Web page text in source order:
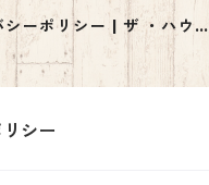
シーポリシー | ザ ・ハウル
ONLINE STORE
シー